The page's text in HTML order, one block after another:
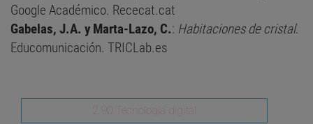
Google Académico. Rececat.cat
Gabelas, J.A. y Marta-Lazo, C.: Habitaciones de cristal.
Educomunicación. TRICLab.es
2.90 Tecnología digital